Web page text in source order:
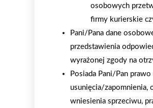
osobowych
firmy kurierskie
Pani/Pana dane
przedstawienia
wyrażonej zgody na
Posiada Pani/Pan
usunięcia/zapomnienia,
wniesienia sprzeciwu,